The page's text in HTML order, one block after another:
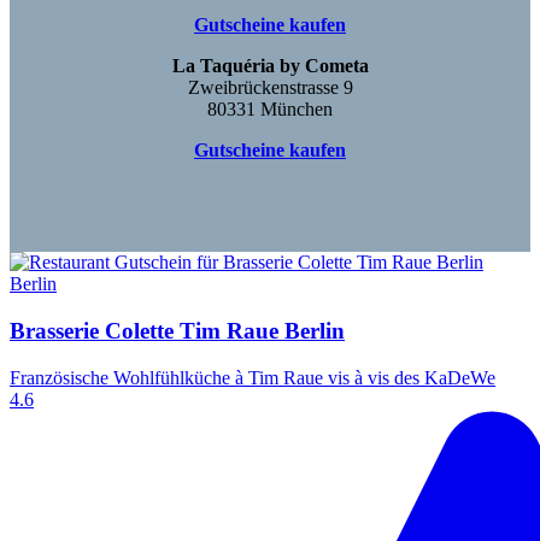
Gutscheine kaufen
La Taquéria by Cometa
Zweibrückenstrasse 9
80331 München
Gutscheine kaufen
Berlin
Brasserie Colette Tim Raue Berlin
Französische Wohlfühlküche à Tim Raue vis à vis des KaDeWe
4.6